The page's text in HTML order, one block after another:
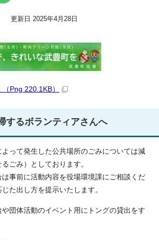
更新日 2025年4月28日
Png 220.1KB）
するボランティアさんへ
って発生した公共場所のごみについては減
ごみ）としております。
事前に活動内容を役場環境課にご相談くだ
た出し方を提示いたします。
や団体活動のイベント用にトングの貸出をす